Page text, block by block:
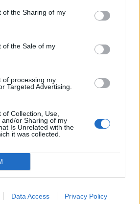
of the Sharing of my
of the Sale of my
of processing my
Targeted Advertising.
Collection, Use,
and/or Sharing of my
Is Unrelated with the
it was collected.
Data Access Privacy Policy
ga ikke mer trafikk